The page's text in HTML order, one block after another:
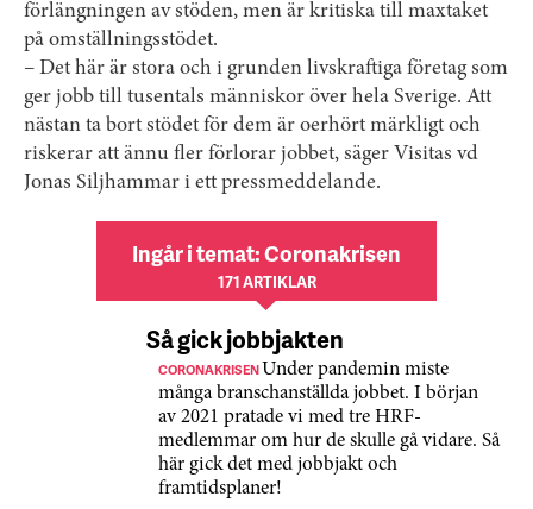
förlängningen av stöden, men är kritiska till maxtaket
på omställningsstödet.
– Det här är stora och i grunden livskraftiga företag som
ger jobb till tusentals människor över hela Sverige. Att
nästan ta bort stödet för dem är oerhört märkligt och
riskerar att ännu fler förlorar jobbet, säger Visitas vd
Jonas Siljhammar i ett pressmeddelande.
Ingår i temat: Coronakrisen
171 ARTIKLAR
Så gick jobbjakten
CORONAKRISEN Under pandemin miste
många branschanställda jobbet. I början
av 2021 pratade vi med tre HRF-
medlemmar om hur de skulle gå vidare. Så
här gick det med jobbjakt och
framtidsplaner!